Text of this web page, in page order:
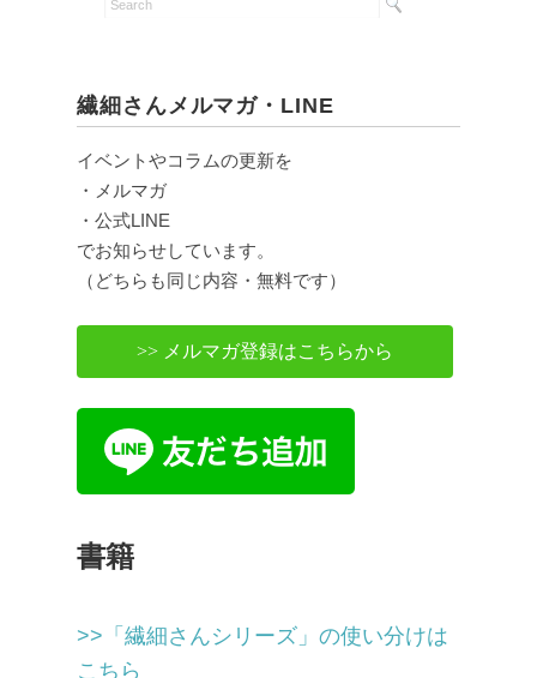
繊細さんメルマガ・LINE
イベントやコラムの更新を
・メルマガ
・公式LINE
でお知らせしています。
（どちらも同じ内容・無料です）
>> メルマガ登録はこちらから
書籍
>>「繊細さんシリーズ」の使い分けは
こちら